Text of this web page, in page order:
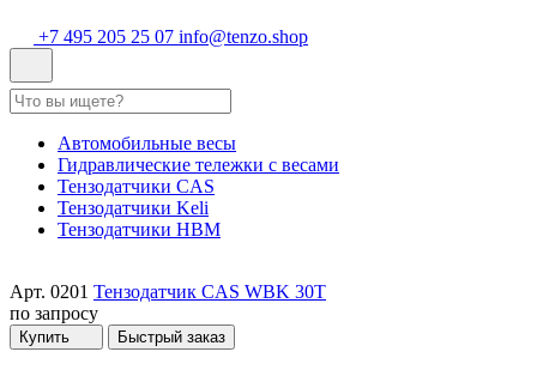
+7 495 205 25 07 info@tenzo.shop
Автомобильные весы
Гидравлические тележки с весами
Тензодатчики CAS
Тензодатчики Keli
Тензодатчики HBM
Арт. 0201 Тензодатчик CAS WBK 30T
по запросу
Купить Быстрый заказ